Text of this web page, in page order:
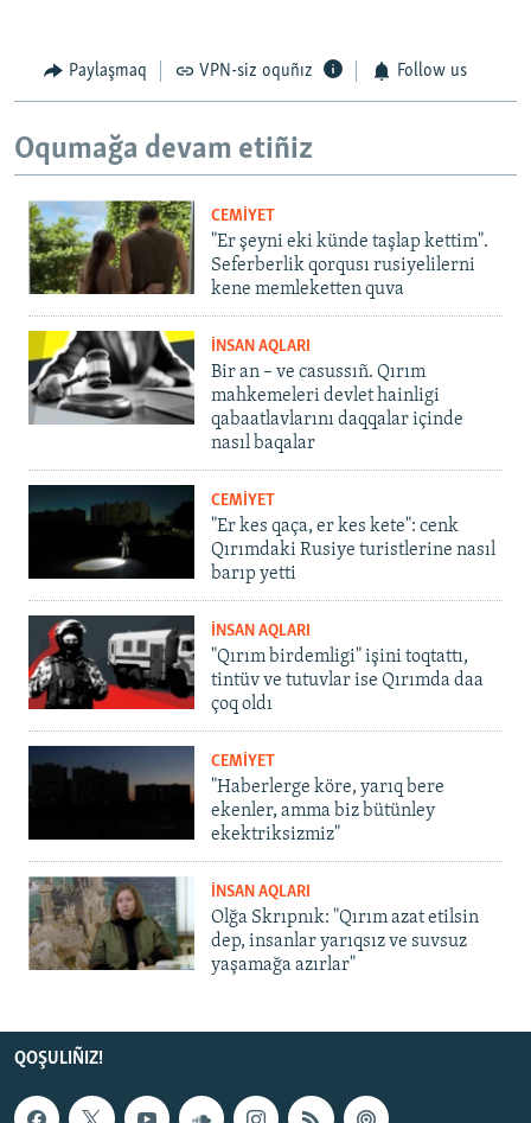
Paylaşmaq VPN-siz oquñız Follow us
Oqumağa devam etiñiz
CEMİYET
"Er şeyni eki künde taşlap kettim".
Seferberlik qorqusı rusiyelilerni
kene memleketten quva
İNSAN AQLARI
Bir an – ve casussıñ. Qırım
mahkemeleri devlet hainligi
qabaatlavlarını daqqalar içinde
nasıl baqalar
CEMİYET
"Er kes qaça, er kes kete": cenk
Qırımdaki Rusiye turistlerine nasıl
barıp yetti
İNSAN AQLARI
"Qırım birdemligi" işini toqtattı,
tintüv ve tutuvlar ise Qırımda daa
çoq oldı
CEMİYET
"Haberlerge köre, yarıq bere
ekenler, amma biz bütünley
ekektriksizmiz"
İNSAN AQLARI
Olğa Skrıpnık: "Qırım azat etilsin
dep, insanlar yarıqsız ve suvsuz
yaşamağa azırlar"
QOŞULIÑIZ!